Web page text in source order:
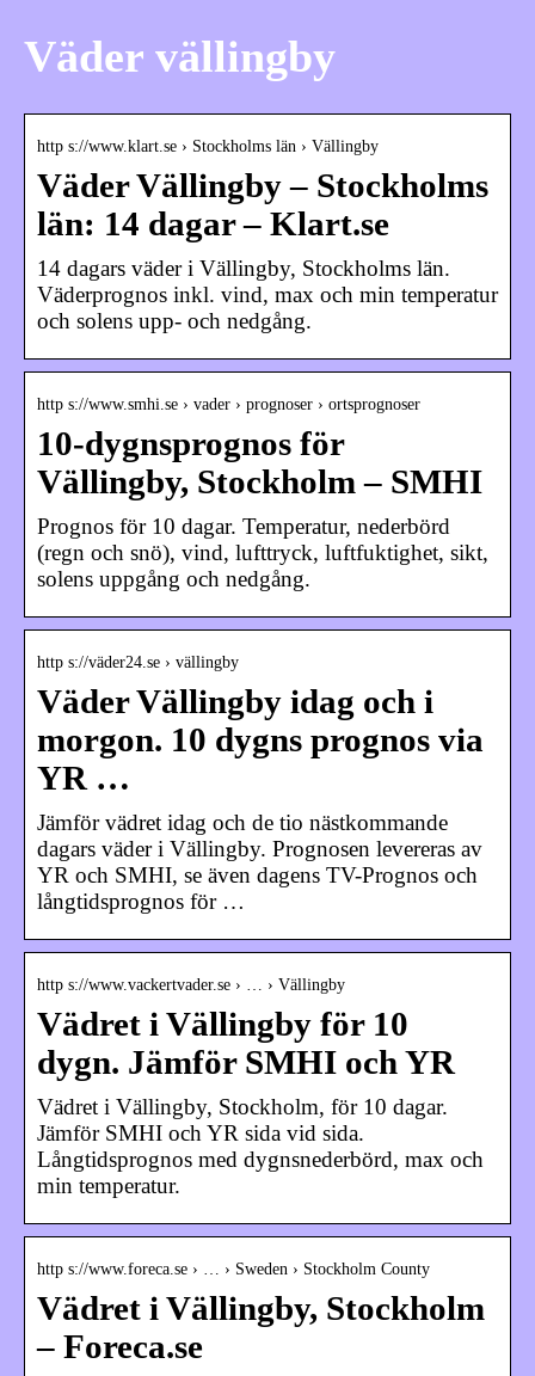
Väder vällingby
http s://www.klart.se › Stockholms län › Vällingby
Väder Vällingby – Stockholms
län: 14 dagar – Klart.se
14 dagars väder i Vällingby, Stockholms län.
Väderprognos inkl. vind, max och min temperatur
och solens upp- och nedgång.
http s://www.smhi.se › vader › prognoser › ortsprognoser
10-dygnsprognos för
Vällingby, Stockholm – SMHI
Prognos för 10 dagar. Temperatur, nederbörd
(regn och snö), vind, lufttryck, luftfuktighet, sikt,
solens uppgång och nedgång.
http s://väder24.se › vällingby
Väder Vällingby idag och i
morgon. 10 dygns prognos via
YR …
Jämför vädret idag och de tio nästkommande
dagars väder i Vällingby. Prognosen levereras av
YR och SMHI, se även dagens TV-Prognos och
långtidsprognos för …
http s://www.vackertvader.se › … › Vällingby
Vädret i Vällingby för 10
dygn. Jämför SMHI och YR
Vädret i Vällingby, Stockholm, för 10 dagar.
Jämför SMHI och YR sida vid sida.
Långtidsprognos med dygnsnederbörd, max och
min temperatur.
http s://www.foreca.se › … › Sweden › Stockholm County
Vädret i Vällingby, Stockholm
– Foreca.se